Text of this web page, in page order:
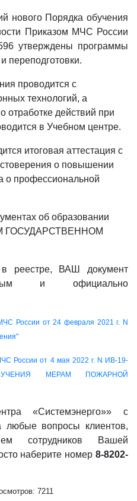
нового Порядка обучения
Приказом МЧС России
утверждены программы
переподготовки.
проводится с
технологий, а
отработке действий при
в Учебном центре.
итоговая аттестация с
о повышении
о профессиональной
об образовании
ГОСУДАРСТВЕННОМ
реестре, ВАШ документ
и официально
России от 24 февраля 2021 г. N
России от 4 мая 2022 г. N ИВ-19-
МЕРАМ ПОЖАРНОЙ
«Системэнерго»» с
любые вопросы клиентов,
сотрудников Вашей
наберите номер 8-8202-
7211